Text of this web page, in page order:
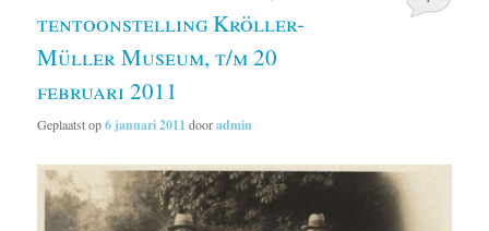
tentoonstelling Kröller-
Müller Museum, t/m 20
februari 2011
Geplaatst op6 januari 2011 dooradmin